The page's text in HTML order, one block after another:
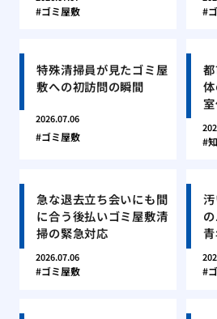
ゴミ屋敷
特殊清掃員が見たゴミ屋
敷への初訪問の瞬間
2026.07.06
ゴミ屋敷
急な退去立ち会いにも間
に合う後払いゴミ屋敷清
掃の緊急対応
2026.07.06
ゴミ屋敷